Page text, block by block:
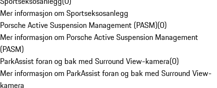
Mer informasjon om Sportseksosanlegg
Porsche Active Suspension Management (PASM)(0)
Mer informasjon om Porsche Active Suspension Management
(PASM)
ParkAssist foran og bak med Surround View-kamera(0)
Mer informasjon om ParkAssist foran og bak med Surround View-
kamera